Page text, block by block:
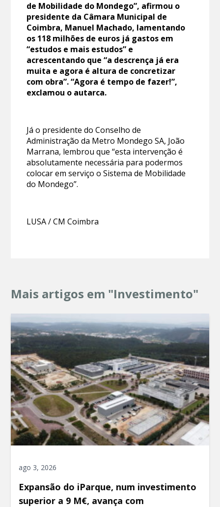
de Mobilidade do Mondego”, afirmou o
presidente da Câmara Municipal de
Coimbra, Manuel Machado, lamentando
os 118 milhões de euros já gastos em
“estudos e mais estudos” e
acrescentando que “a descrença já era
muita e agora é altura de concretizar
com obra”. “Agora é tempo de fazer!”,
exclamou o autarca.
Já o presidente do Conselho de
Administração da Metro Mondego SA, João
Marrana, lembrou que “esta intervenção é
absolutamente necessária para podermos
colocar em serviço o Sistema de Mobilidade
do Mondego”.
LUSA / CM Coimbra
Mais artigos em "Investimento"
ago 3, 2026
Expansão do iParque, num investimento
superior a 9 M€, avança com